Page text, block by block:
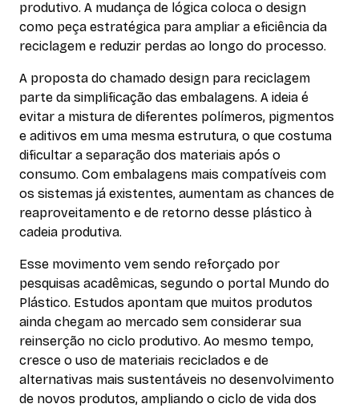
produtivo. A mudança de lógica coloca o design
como peça estratégica para ampliar a eficiência da
reciclagem e reduzir perdas ao longo do processo.
A proposta do chamado design para reciclagem
parte da simplificação das embalagens. A ideia é
evitar a mistura de diferentes polímeros, pigmentos
e aditivos em uma mesma estrutura, o que costuma
dificultar a separação dos materiais após o
consumo. Com embalagens mais compatíveis com
os sistemas já existentes, aumentam as chances de
reaproveitamento e de retorno desse plástico à
cadeia produtiva.
Esse movimento vem sendo reforçado por
pesquisas acadêmicas, segundo o portal Mundo do
Plástico. Estudos apontam que muitos produtos
ainda chegam ao mercado sem considerar sua
reinserção no ciclo produtivo. Ao mesmo tempo,
cresce o uso de materiais reciclados e de
alternativas mais sustentáveis no desenvolvimento
de novos produtos, ampliando o ciclo de vida dos